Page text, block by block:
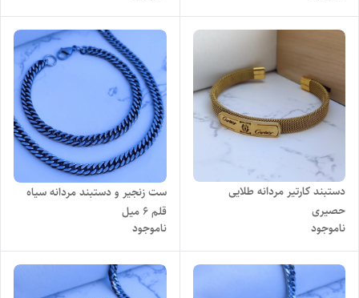
دستبند کارتیر مردانه طلایی
حصیری
ناموجود
ست زنجیر و دستبند مردانه سیاه
قلم 6 میل
ناموجود